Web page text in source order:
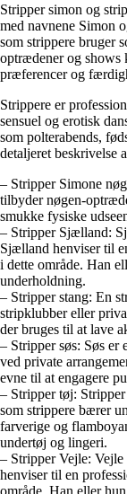
Stripper simon og
med navnene Simon
som strippere bruger
optrædener og shows
præferencer og
Strippere er
sensuel og erotisk
som polterabends,
detaljeret beskrivelse
– Stripper Simone
tilbyder nøgen-
smukke fysiske
– Stripper Sjælland:
Sjælland henviser til
i dette område. Han
underholdning.
– Stripper stang: En
stripklubber eller
der bruges til at lave
– Stripper søs: Søs er
ved private
evne til at engagere
– Stripper tøj:
som strippere bærer
farverige og
undertøj og lingeri.
– Stripper Vejle:
henviser til en
område. Han eller